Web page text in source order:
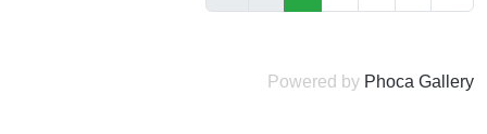
Powered by Phoca Gallery